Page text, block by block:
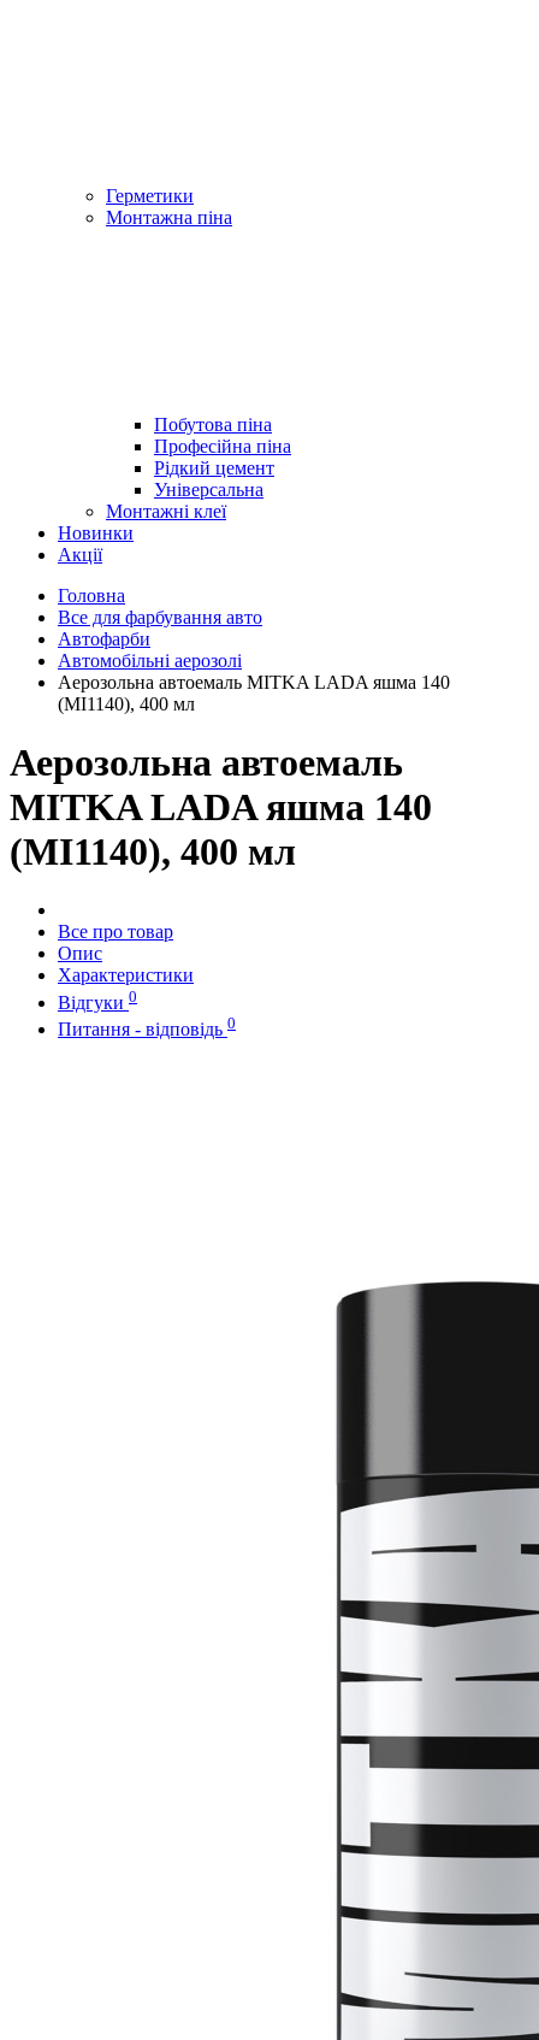
Герметики
Монтажна піна
Побутова піна
Професійна піна
Рідкий цемент
Універсальна
Монтажні клеї
Новинки
Акції
Головна
Все для фарбування авто
Автофарби
Автомобільні аерозолі
Аерозольна автоемаль MITKA LADA яшма 140
(MI1140), 400 мл
Аерозольна автоемаль
MITKA LADA яшма 140
(MI1140), 400 мл
Все про товар
Опис
Характеристики
Відгуки 0
Питання - відповідь 0